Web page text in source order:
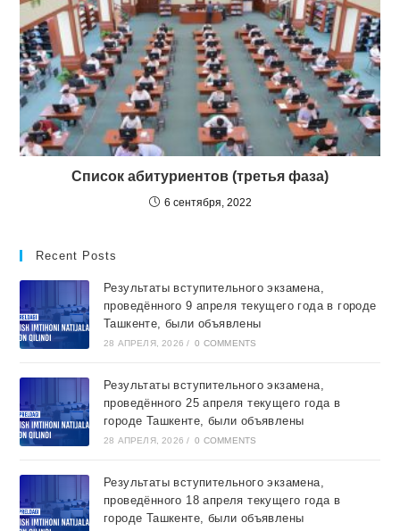
Список абитуриентов (третья фаза)
6 сентября, 2022
Recent Posts
Результаты вступительного экзамена,
проведённого 9 апреля текущего года в городе
Ташкентe, были объявлены
28 АПРЕЛЯ, 2026 / 0 COMMENTS
Результаты вступительного экзамена,
проведённого 25 апреля текущего года в
городе Ташкентe, были объявлены
28 АПРЕЛЯ, 2026 / 0 COMMENTS
Результаты вступительного экзамена,
проведённого 18 апреля текущего года в
городе Ташкентe, были объявлены